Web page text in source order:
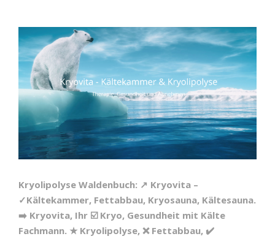
Kryolipolyse Waldenbuch: ↗️ Kryovita –
✓Kältekammer, Fettabbau, Kryosauna, Kältesauna.
➡️ Kryovita, Ihr ☑️ Kryo, Gesundheit mit Kälte
Fachmann. ★ Kryolipolyse, ❌ Fettabbau, ✔️